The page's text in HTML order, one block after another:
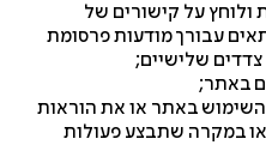
על קישורים של
מודעות פרסומת
שלישיים;
באתר או את הוראות
שתבצע פעולות